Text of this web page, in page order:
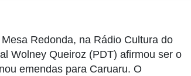
Redonda, na Rádio Cultura do
Wolney Queiroz (PDT) afirmou ser o
emendas para Caruaru. O